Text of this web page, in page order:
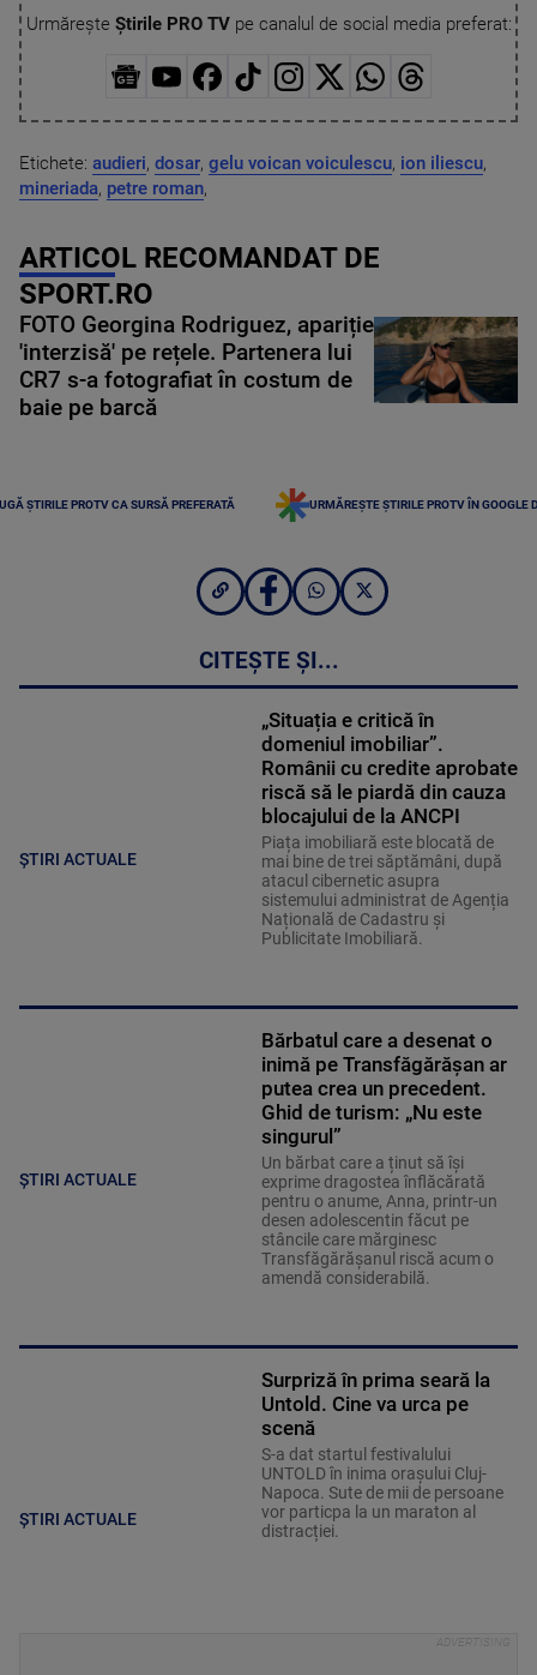
Urmărește Știrile PRO TVpe canalul de social media preferat:
Etichete: audieri, dosar, gelu voican voiculescu, ion iliescu,
mineriada, petre roman,
ARTICOL RECOMANDAT DE
SPORT.RO
FOTO Georgina Rodriguez, apariție
'interzisă' pe rețele. Partenera lui
CR7 s-a fotografiat în costum de
baie pe barcă
ȘTIRILE PROTV CA SURSĂ PREFERATĂ URMĂREȘTE ȘTIRILE PROTV ÎN GOOGLE
CITEȘTE ȘI...
ȘTIRI ACTUALE
„Situația e critică în
domeniul imobiliar”.
Românii cu credite aprobate
riscă să le piardă din cauza
blocajului de la ANCPI
Piața imobiliară este blocată de
mai bine de trei săptămâni, după
atacul cibernetic asupra
sistemului administrat de Agenția
Națională de Cadastru și
Publicitate Imobiliară.
ȘTIRI ACTUALE
Bărbatul care a desenat o
inimă pe Transfăgărășan ar
putea crea un precedent.
Ghid de turism: „Nu este
singurul”
Un bărbat care a ținut să își
exprime dragostea înflăcărată
pentru o anume, Anna, printr-un
desen adolescentin făcut pe
stâncile care mărginesc
Transfăgărășanul riscă acum o
amendă considerabilă.
ȘTIRI ACTUALE
Surpriză în prima seară la
Untold. Cine va urca pe
scenă
S-a dat startul festivalului
UNTOLD în inima orașului Cluj-
Napoca. Sute de mii de persoane
vor particpa la un maraton al
distracției.